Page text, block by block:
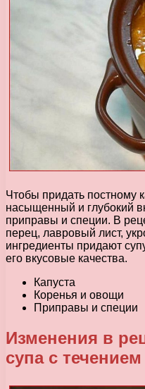
Чтобы придать постному
насыщенный и глубокий
приправы и специи. В
перец, лавровый лист,
ингредиенты придают
его вкусовые качества.
Капуста
Коренья и овощи
Приправы и специи
Изменения в
супа с